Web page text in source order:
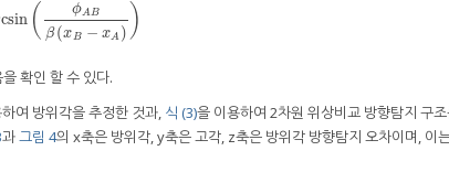
( ϕAB
β (x B − xA ) )
( ϕABβ(xB−xA))
확인 할 수 있다.
여 방위각을 추정한 것과, 식 (3)을 이용하여 2차원 위상비교 방향탐지 구
과그림 4의 x축은 방위각, y축은 고각, z축은 방위각 방향탐지 오차이며, 이